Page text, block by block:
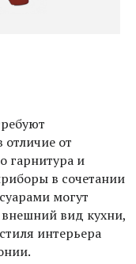
отличие от
гарнитура и
в сочетании
могут
вид кухни,
интерьера